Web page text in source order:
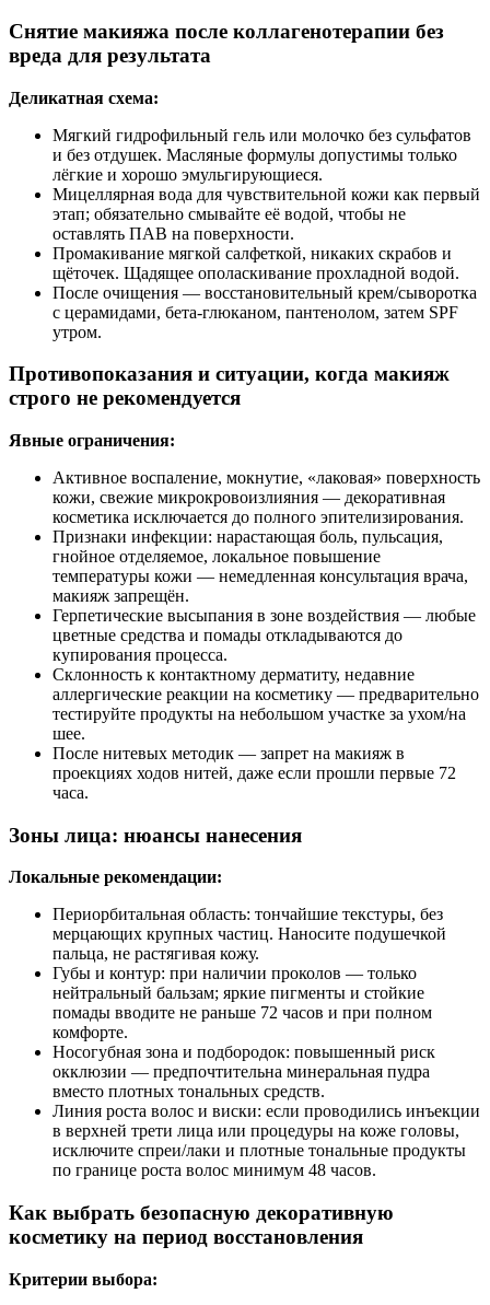
Снятие макияжа после коллагенотерапии без
вреда для результата
Деликатная схема:
Мягкий гидрофильный гель или молочко без сульфатов
и без отдушек. Масляные формулы допустимы только
лёгкие и хорошо эмульгирующиеся.
Мицеллярная вода для чувствительной кожи как первый
этап; обязательно смывайте её водой, чтобы не
оставлять ПАВ на поверхности.
Промакивание мягкой салфеткой, никаких скрабов и
щёточек. Щадящее ополаскивание прохладной водой.
После очищения — восстановительный крем/сыворотка
с церамидами, бета-глюканом, пантенолом, затем SPF
утром.
Противопоказания и ситуации, когда макияж
строго не рекомендуется
Явные ограничения:
Активное воспаление, мокнутие, «лаковая» поверхность
кожи, свежие микрокровоизлияния — декоративная
косметика исключается до полного эпителизирования.
Признаки инфекции: нарастающая боль, пульсация,
гнойное отделяемое, локальное повышение
температуры кожи — немедленная консультация врача,
макияж запрещён.
Герпетические высыпания в зоне воздействия — любые
цветные средства и помады откладываются до
купирования процесса.
Склонность к контактному дерматиту, недавние
аллергические реакции на косметику — предварительно
тестируйте продукты на небольшом участке за ухом/на
шее.
После нитевых методик — запрет на макияж в
проекциях ходов нитей, даже если прошли первые 72
часа.
Зоны лица: нюансы нанесения
Локальные рекомендации:
Периорбитальная область: тончайшие текстуры, без
мерцающих крупных частиц. Наносите подушечкой
пальца, не растягивая кожу.
Губы и контур: при наличии проколов — только
нейтральный бальзам; яркие пигменты и стойкие
помады вводите не раньше 72 часов и при полном
комфорте.
Носогубная зона и подбородок: повышенный риск
окклюзии — предпочтительна минеральная пудра
вместо плотных тональных средств.
Линия роста волос и виски: если проводились инъекции
в верхней трети лица или процедуры на коже головы,
исключите спреи/лаки и плотные тональные продукты
по границе роста волос минимум 48 часов.
Как выбрать безопасную декоративную
косметику на период восстановления
Критерии выбора: